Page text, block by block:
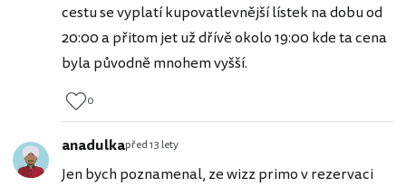
cestu se vyplatí kupovatlevnější lístek na dobu od
20:00 a přitom jet už dřívě okolo 19:00 kde ta cena
byla původně mnohem vyšší.
0
anadulkapřed 13 lety
Jen bych poznamenal, ze wizz primo v rezervaci